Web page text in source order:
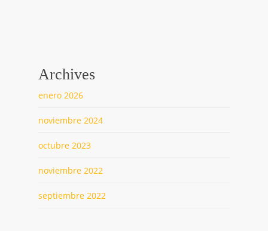
Archives
enero 2026
noviembre 2024
octubre 2023
noviembre 2022
septiembre 2022